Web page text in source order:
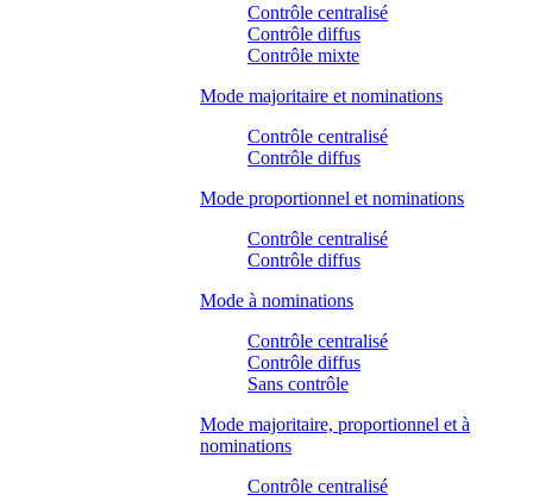
Contrôle centralisé
Contrôle diffus
Contrôle mixte
Mode majoritaire et nominations
Contrôle centralisé
Contrôle diffus
Mode proportionnel et nominations
Contrôle centralisé
Contrôle diffus
Mode à nominations
Contrôle centralisé
Contrôle diffus
Sans contrôle
Mode majoritaire, proportionnel et à
nominations
Contrôle centralisé